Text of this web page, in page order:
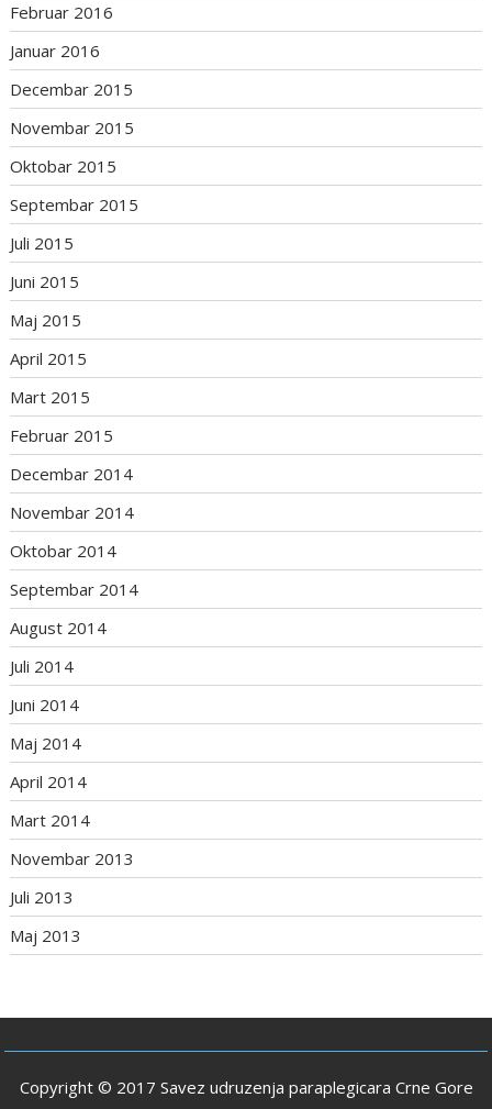
Februar 2016
Januar 2016
Decembar 2015
Novembar 2015
Oktobar 2015
Septembar 2015
Juli 2015
Juni 2015
Maj 2015
April 2015
Mart 2015
Februar 2015
Decembar 2014
Novembar 2014
Oktobar 2014
Septembar 2014
August 2014
Juli 2014
Juni 2014
Maj 2014
April 2014
Mart 2014
Novembar 2013
Juli 2013
Maj 2013
Copyright © 2017 Savez udruzenja paraplegicara Crne Gore